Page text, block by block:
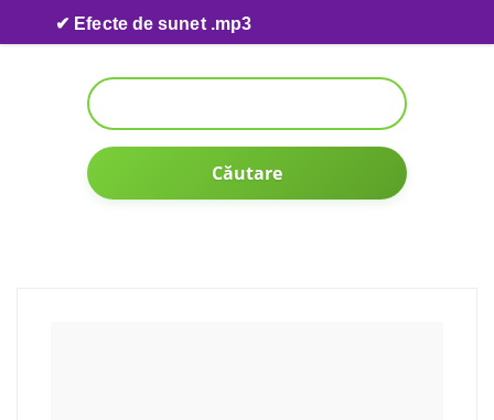
Skip to content
✔ Efecte de sunet .mp3
Căutare